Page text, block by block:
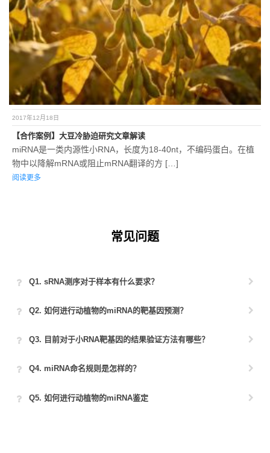
2017年12月18日
【合作案例】大豆冷胁迫研究文章解读
miRNA是一类内源性小RNA，长度为18-40nt，不编码蛋白。在植
物中以降解mRNA或阻止mRNA翻译的方 […]
阅读更多
常见问题
Q1. sRNA测序对于样本有什么要求？
Q2. 如何进行动植物的miRNA的靶基因预测？
Q3. 目前对于小RNA靶基因的结果验证方法有哪些？
Q4. miRNA命名规则是怎样的？
Q5. 如何进行动植物的miRNA鉴定